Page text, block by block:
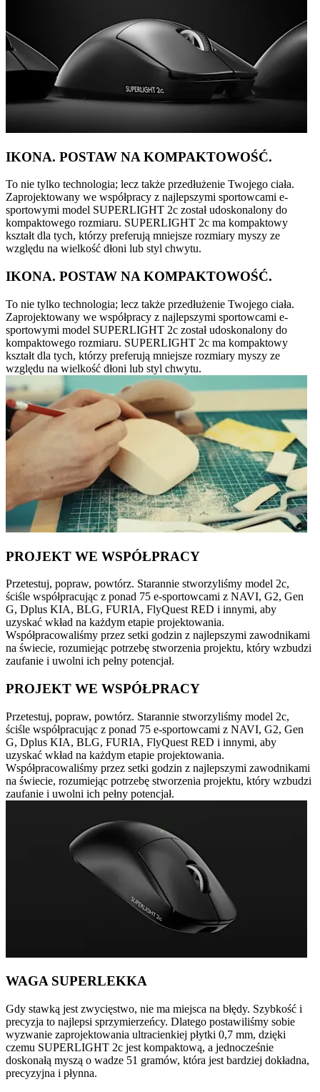
IKONA. POSTAW NA KOMPAKTOWOŚĆ.
To nie tylko technologia; lecz także przedłużenie Twojego ciała.
Zaprojektowany we współpracy z najlepszymi sportowcami e-
sportowymi model SUPERLIGHT 2c został udoskonalony do
kompaktowego rozmiaru. SUPERLIGHT 2c ma kompaktowy
kształt dla tych, którzy preferują mniejsze rozmiary myszy ze
względu na wielkość dłoni lub styl chwytu.
IKONA. POSTAW NA KOMPAKTOWOŚĆ.
To nie tylko technologia; lecz także przedłużenie Twojego ciała.
Zaprojektowany we współpracy z najlepszymi sportowcami e-
sportowymi model SUPERLIGHT 2c został udoskonalony do
kompaktowego rozmiaru. SUPERLIGHT 2c ma kompaktowy
kształt dla tych, którzy preferują mniejsze rozmiary myszy ze
względu na wielkość dłoni lub styl chwytu.
PROJEKT WE WSPÓŁPRACY
Przetestuj, popraw, powtórz. Starannie stworzyliśmy model 2c,
ściśle współpracując z ponad 75 e-sportowcami z NAVI, G2, Gen
G, Dplus KIA, BLG, FURIA, FlyQuest RED i innymi, aby
uzyskać wkład na każdym etapie projektowania.
Współpracowaliśmy przez setki godzin z najlepszymi zawodnikami
na świecie, rozumiejąc potrzebę stworzenia projektu, który wzbudzi
zaufanie i uwolni ich pełny potencjał.
PROJEKT WE WSPÓŁPRACY
Przetestuj, popraw, powtórz. Starannie stworzyliśmy model 2c,
ściśle współpracując z ponad 75 e-sportowcami z NAVI, G2, Gen
G, Dplus KIA, BLG, FURIA, FlyQuest RED i innymi, aby
uzyskać wkład na każdym etapie projektowania.
Współpracowaliśmy przez setki godzin z najlepszymi zawodnikami
na świecie, rozumiejąc potrzebę stworzenia projektu, który wzbudzi
zaufanie i uwolni ich pełny potencjał.
WAGA SUPERLEKKA
Gdy stawką jest zwycięstwo, nie ma miejsca na błędy. Szybkość i
precyzja to najlepsi sprzymierzeńcy. Dlatego postawiliśmy sobie
wyzwanie zaprojektowania ultracienkiej płytki 0,7 mm, dzięki
czemu SUPERLIGHT 2c jest kompaktową, a jednocześnie
doskonałą myszą o wadze 51 gramów, która jest bardziej dokładna,
precyzyjna i płynna.